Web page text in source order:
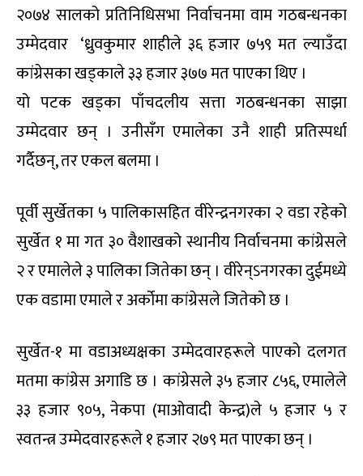
२०७४ सालको प्रतिनिधिसभा निर्वाचनमा वाम गठबन्धनका
उम्मेदवार ‘ध्रुवकुमार शाहीले ३६ हजार ७५९ मत ल्याउँदा
कांग्रेसका खड्काले ३३ हजार ३७७ मत पाएका थिए ।
यो पटक खड्का पाँचदलीय सत्ता गठबन्धनका साझा
उम्मेदवार छन् । उनीसँग एमालेका उनै शाही प्रतिस्पर्धा
गर्दैछन्, तर एकल बलमा ।
पूर्वी सुर्खेतका ५ पालिकासहित वीरेन्द्रनगरका २ वडा रहेको
सुर्खेत १ मा गत ३० वैशाखको स्थानीय निर्वाचनमा कांग्रेसले
२ र एमालेले ३ पालिका जितेका छन् । वीरेन्ऽनगरका दुईमध्ये
एक वडामा एमाले र अर्कोमा कांग्रेसले जितेको छ ।
सुर्खेत-१ मा वडाअध्यक्षका उम्मेदवारहरूले पाएको दलगत
मतमा कांग्रेस अगाडि छ । कांग्रेसले ३५ हजार ८५६, एमालेले
३३ हजार ९०५, नेकपा (माओवादी केन्द्र)ले ५ हजार ५ र
स्वतन्त्र उम्मेदवारहरूले १ हजार २७९ मत पाएका छन् ।